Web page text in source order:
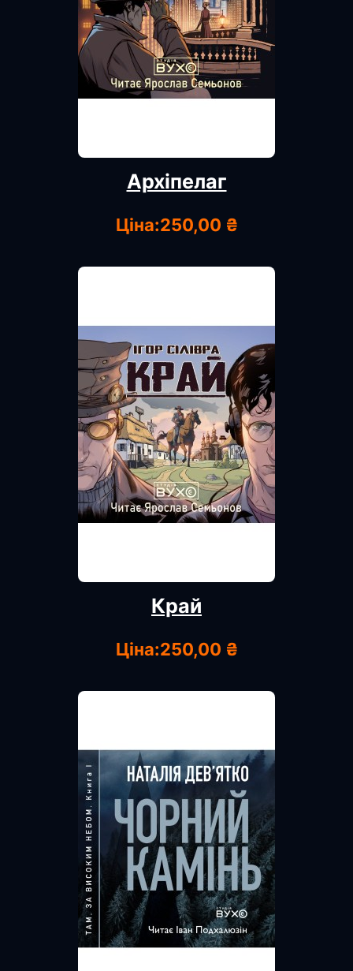
Архіпелаг
Ціна:250,00 ₴
Край
Ціна:250,00 ₴